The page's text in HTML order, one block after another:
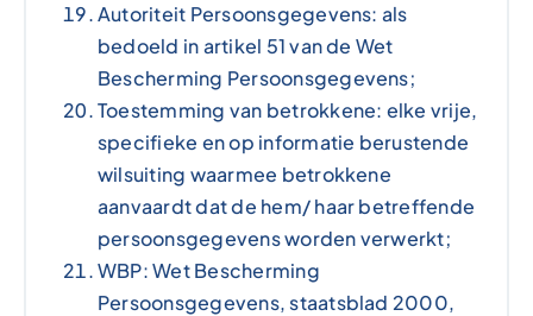
Autoriteit Persoonsgegevens: als
bedoeld in artikel 51 van de Wet
Bescherming Persoonsgegevens;
Toestemming van betrokkene: elke vrije,
specifieke en op informatie berustende
wilsuiting waarmee betrokkene
aanvaardt dat de hem/ haar betreffende
persoonsgegevens worden verwerkt;
WBP: Wet Bescherming
Persoonsgegevens, staatsblad 2000,